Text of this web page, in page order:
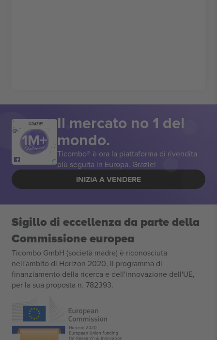
GRAZIE! Il mercato no 1 del
mondo.
Ticombo® è ora la piattaforma di rivendita
più seguita in Europa. Grazie!
INIZIA A VENDERE
Sigillo di eccellenza da parte della
Commissione europea
Ticombo GmbH (società madre) è riconosciuta
nell'ambito di Horizon 2020, il programma di
finanziamento della ricerca e dell'innovazione dell'UE,
per la sua proposta n. 782393.